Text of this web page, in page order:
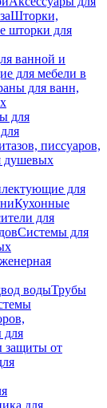
Шторки,
шторки для
ванной и
для мебели в
для ванн,
для
писсуаров,
душевых
для
Кухонные
для
Системы для
водыТрубы
для
защиты от
для